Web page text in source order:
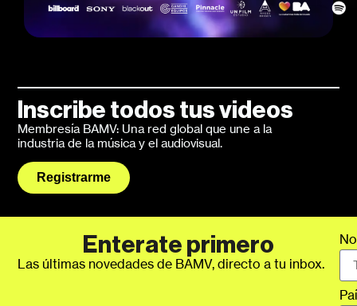
Inscribe todos tus videos
Membresía BAMV: Una red global que une a la
industria de la música y el audiovisual.
Registrarme
Enterate primero
Las últimas novedades de BAMV, directo a tu inbox.